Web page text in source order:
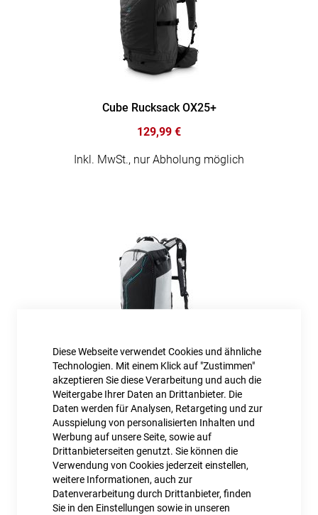
Diese Webseite verwendet Cookies und ähnliche
Technologien. Mit einem Klick auf "Zustimmen"
akzeptieren Sie diese Verarbeitung und auch die
Weitergabe Ihrer Daten an Drittanbieter. Die
Daten werden für Analysen, Retargeting und zur
Ausspielung von personalisierten Inhalten und
Werbung auf unsere Seite, sowie auf
Drittanbieterseiten genutzt. Sie können die
Verwendung von Cookies jederzeit einstellen,
weitere Informationen, auch zur
Datenverarbeitung durch Drittanbieter, finden
Sie in den Einstellungen sowie in unseren
Cube Rucksack OX25+
129,99 €
Inkl. MwSt., nur Abholung möglich
Cube Rucksack EDGE TWENTY
89,99 €
Inkl. MwSt., nur Abholung möglich